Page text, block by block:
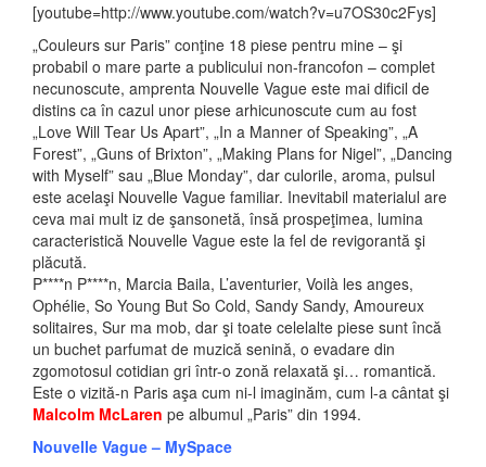
[youtube=http://www.youtube.com/watch?v=u7OS30c2Fys]
„Couleurs sur Paris” conţine 18 piese pentru mine – şi
probabil o mare parte a publicului non-francofon – complet
necunoscute, amprenta Nouvelle Vague este mai dificil de
distins ca în cazul unor piese arhicunoscute cum au fost
„Love Will Tear Us Apart”, „In a Manner of Speaking”, „A
Forest”, „Guns of Brixton”, „Making Plans for Nigel”, „Dancing
with Myself” sau „Blue Monday”, dar culorile, aroma, pulsul
este acelaşi Nouvelle Vague familiar. Inevitabil materialul are
ceva mai mult iz de şansonetă, însă prospeţimea, lumina
caracteristică Nouvelle Vague este la fel de revigorantă şi
plăcută.
P****n P****n, Marcia Baila, L’aventurier, Voilà les anges,
Ophélie, So Young But So Cold, Sandy Sandy, Amoureux
solitaires, Sur ma mob, dar şi toate celelalte piese sunt încă
un buchet parfumat de muzică senină, o evadare din
zgomotosul cotidian gri într-o zonă relaxată şi… romantică.
Este o vizită-n Paris aşa cum ni-l imaginăm, cum l-a cântat şi
Malcolm McLaren pe albumul „Paris” din 1994.
Nouvelle Vague – MySpace